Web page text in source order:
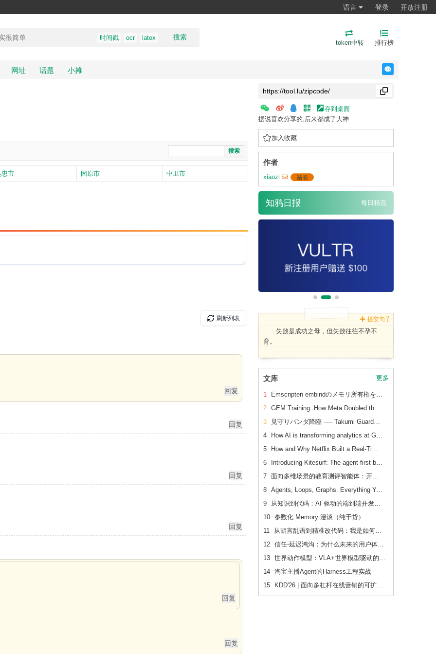
语言 登录 开放注册
搜索
时间戳 ocr latex
token中转 排行榜
网址 话题 小摊
搜索
忠市 固原市 中卫市
存到桌面
据说喜欢分享的,后来都成了大神
加入收藏
作者
xiaozi
知鸦日报 每日精选
提交句子
失败是成功之母，但失败往往不孕不
育。
文库 更多
1
2
3
4
5
6
7
8
Agents, Loops, Graphs. Everything You Need to Know in One Place.
9
10 参数化 Memory 漫谈（纯干货）
11
12
13
14 淘宝主播Agent的Harness工程实战
15